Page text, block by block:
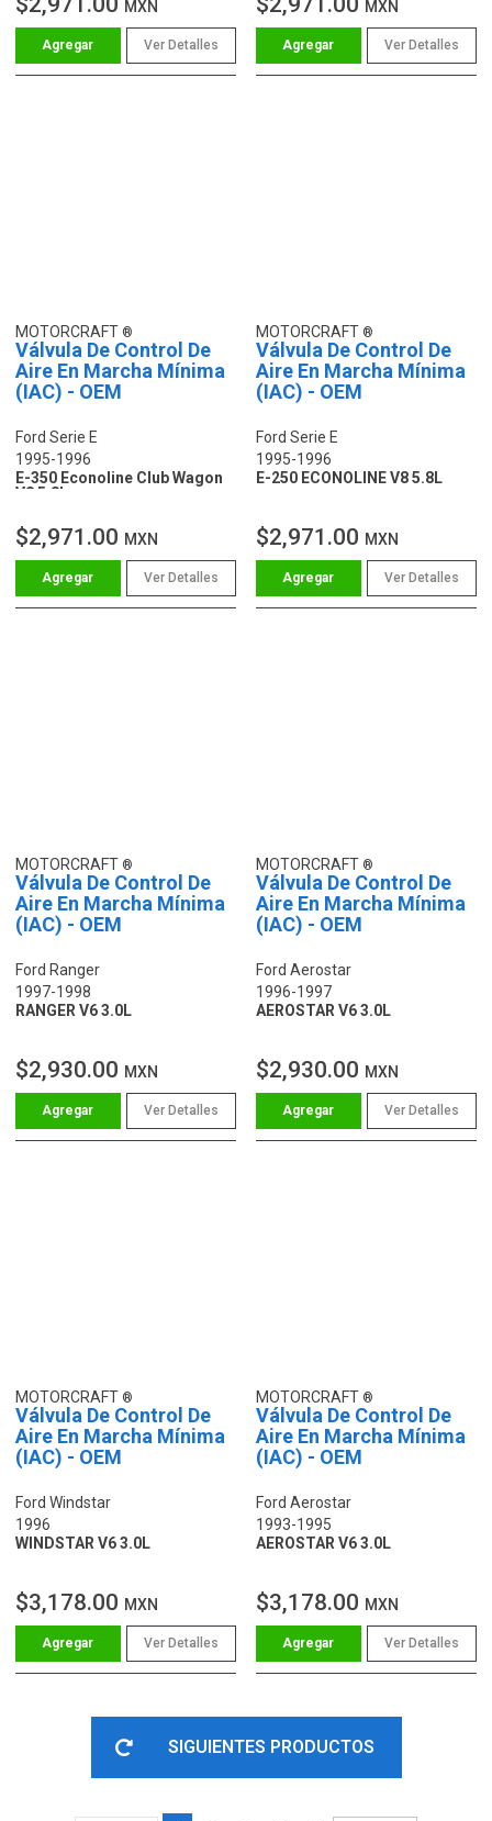
MXN
Ver Detalles
MXN
Ver Detalles
MOTORCRAFT
Válvula De Control De
Aire En Marcha Mínima
(IAC) - OEM
Ford Serie E
1995-1996
E-350 Econoline Club Wagon
V8 5.8L
$2,971.00 MXN
Ver Detalles
MOTORCRAFT
Válvula De Control De
Aire En Marcha Mínima
(IAC) - OEM
Ford Serie E
1995-1996
E-250 ECONOLINE V8 5.8L
$2,971.00 MXN
Ver Detalles
MOTORCRAFT
Válvula De Control De
Aire En Marcha Mínima
(IAC) - OEM
Ford Ranger
1997-1998
RANGER V6 3.0L
$2,930.00 MXN
Ver Detalles
MOTORCRAFT
Válvula De Control De
Aire En Marcha Mínima
(IAC) - OEM
Ford Aerostar
1996-1997
AEROSTAR V6 3.0L
$2,930.00 MXN
Ver Detalles
MOTORCRAFT
Válvula De Control De
Aire En Marcha Mínima
(IAC) - OEM
Ford Windstar
1996
WINDSTAR V6 3.0L
$3,178.00 MXN
Ver Detalles
MOTORCRAFT
Válvula De Control De
Aire En Marcha Mínima
(IAC) - OEM
Ford Aerostar
1993-1995
AEROSTAR V6 3.0L
$3,178.00 MXN
Ver Detalles
SIGUIENTES PRODUCTOS